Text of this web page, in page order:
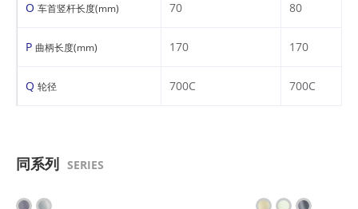
O 车首竖杆长度(mm) 70 80
P 曲柄长度(mm) 170 170
Q 轮径 700C 700C
同系列 SERIES